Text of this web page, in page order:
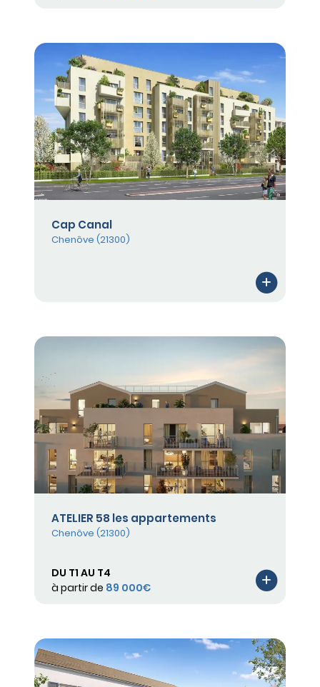
Cap Canal
Chenôve (21300)
ATELIER 58 les appartements
Chenôve (21300)
DU T1 AU T4
à partir de 89 000€